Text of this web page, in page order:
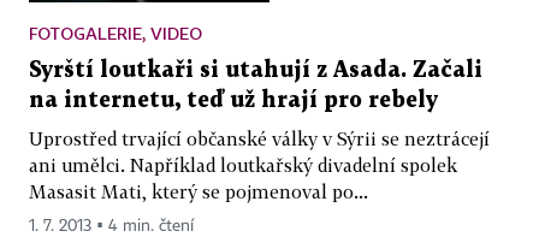
FOTOGALERIE, VIDEO
Syrští loutkaři si utahují z Asada. Začali
na internetu, teď už hrají pro rebely
Uprostřed trvající občanské války v Sýrii se neztrácejí
ani umělci. Například loutkařský divadelní spolek
Masasit Mati, který se pojmenoval po...
1. 7. 2013 ▪ 4 min. čtení